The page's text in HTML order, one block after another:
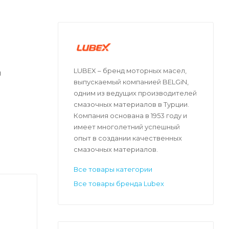
LUBEX – бренд моторных масел,
выпускаемый компанией BELGiN,
одним из ведущих производителей
смазочных материалов в Турции.
Компания основана в 1953 году и
имеет многолетний успешный
опыт в создании качественных
смазочных материалов.
Все товары категории
Все товары бренда Lubex